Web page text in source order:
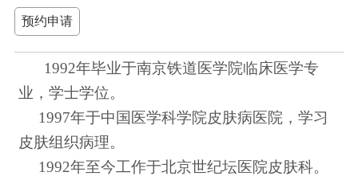
预约申请
1992年毕业于南京铁道医学院临床医学专
业，学士学位。
1997年于中国医学科学院皮肤病医院，学习
皮肤组织病理。
1992年至今工作于北京世纪坛医院皮肤科。